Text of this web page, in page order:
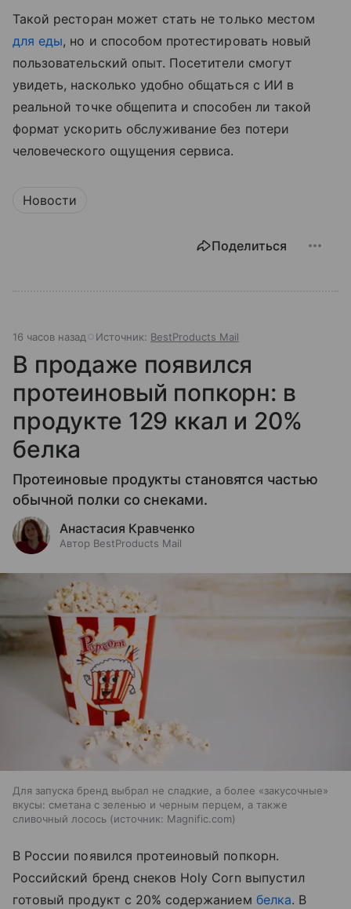
Такой ресторан может стать не только местом
для еды, но и способом протестировать новый
пользовательский опыт. Посетители смогут
увидеть, насколько удобно общаться с ИИ в
реальной точке общепита и способен ли такой
формат ускорить обслуживание без потери
человеческого ощущения сервиса.
Новости
Поделиться
16 часов назад Источник: BestProducts Mail
В продаже появился
протеиновый попкорн: в
продукте 129 ккал и 20%
белка
Протеиновые продукты становятся частью
обычной полки со снеками.
Анастасия Кравченко
Автор BestProducts Mail
Для запуска бренд выбрал не сладкие, а более «закусочные»
вкусы: сметана с зеленью и черным перцем, а также
сливочный лосось
источник: Magnific.com
В России появился протеиновый попкорн.
Российский бренд снеков Holy Corn выпустил
готовый продукт с 20% содержанием белка. В